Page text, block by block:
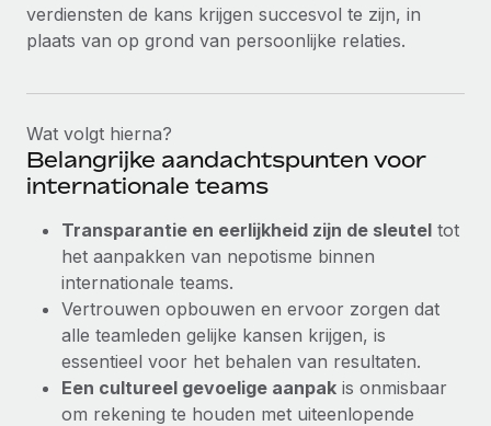
verdiensten de kans krijgen succesvol te zijn, in
plaats van op grond van persoonlijke relaties.
Wat volgt hierna?
Belangrijke aandachtspunten voor
internationale teams
Transparantie en eerlijkheid zijn de sleutel tot
het aanpakken van nepotisme binnen
internationale teams.
Vertrouwen opbouwen en ervoor zorgen dat
alle teamleden gelijke kansen krijgen, is
essentieel voor het behalen van resultaten.
Een cultureel gevoelige aanpak is onmisbaar
om rekening te houden met uiteenlopende